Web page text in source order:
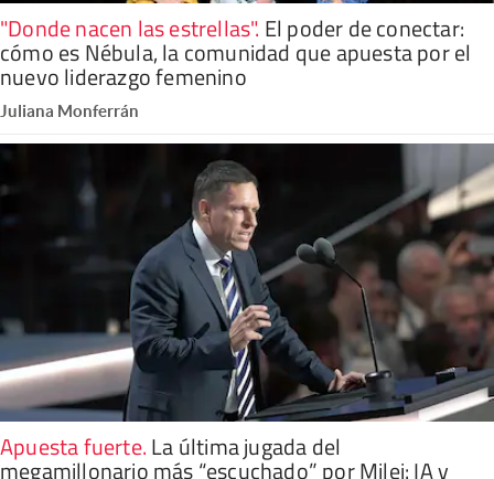
"Donde nacen las estrellas". El poder de conectar:
cómo es Nébula, la comunidad que apuesta por el
nuevo liderazgo femenino
Juliana Monferrán
Apuesta fuerte.La última jugada del
megamillonario más “escuchado” por Milei: IA y